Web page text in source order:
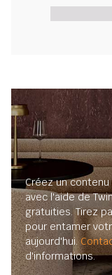
Créez un
avec l'aide de
gratuities. Tirez
pour entamer
aujourd'hui.
d'informations.